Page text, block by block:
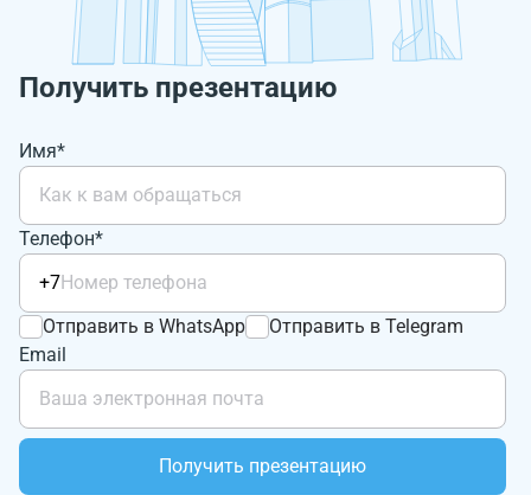
Получить презентацию
Имя*
Телефон*
+7
Отправить в WhatsApp
Отправить в Telegram
Email
Получить презентацию